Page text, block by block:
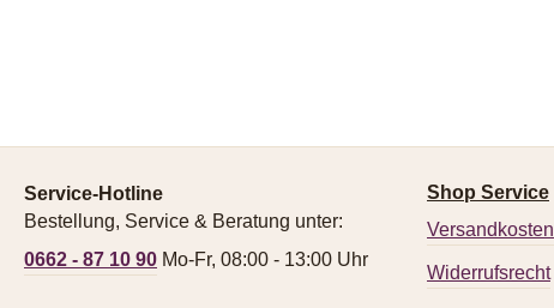
Service-Hotline
Bestellung, Service & Beratung unter:
0662 - 87 10 90 Mo-Fr, 08:00 - 13:00 Uhr
Shop Service
Versandkosten
Widerrufsrecht